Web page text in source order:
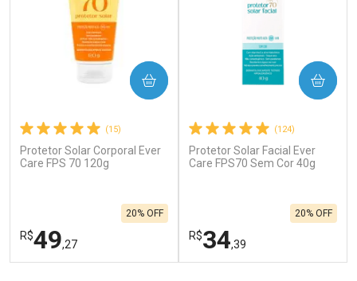
(15)
Protetor Solar Corporal Ever
Care FPS 70 120g
R$49,27
20% OFF
COMPRAR
(124)
Protetor Solar Facial Ever
Care FPS70 Sem Cor 40g
R$34,39
20% OFF
COMPRAR